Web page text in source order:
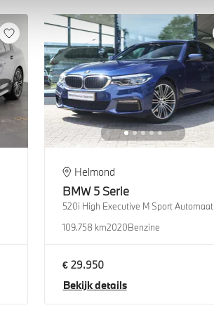
Helmond
BMW 5 Serie
520i High Executive M Sport Automaat
109.758 km2020Benzine
€ 29.950
Bekijk details